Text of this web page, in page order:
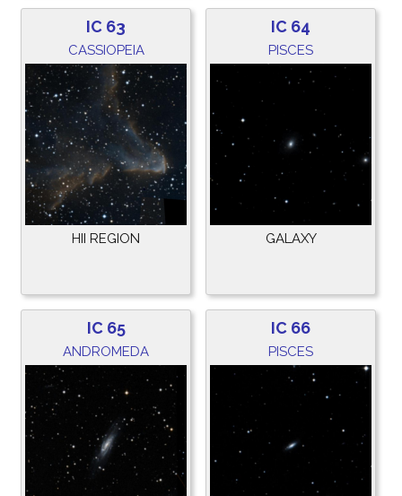
IC 63
CASSIOPEIA
HII REGION
IC 64
PISCES
GALAXY
IC 65
ANDROMEDA
IC 66
PISCES